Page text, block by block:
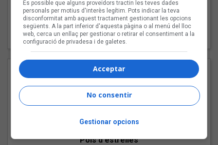
"Les cabres"
94 Rules amb Compte
"Pols d'estrelles"
És possible que alguns proveïdors tractin les teves dades
personals per motius d'interès legítim. Pots indicar la teva
disconformitat amb aquest tractament gestionant les opcions
següents. A la part inferior d'aquesta pàgina o al menú del lloc
web, cerca un enllaç per gestionar o retirar el consentiment a la
configuració de privadesa i de galetes.
Acceptar
No consentir
Gestionar opcions